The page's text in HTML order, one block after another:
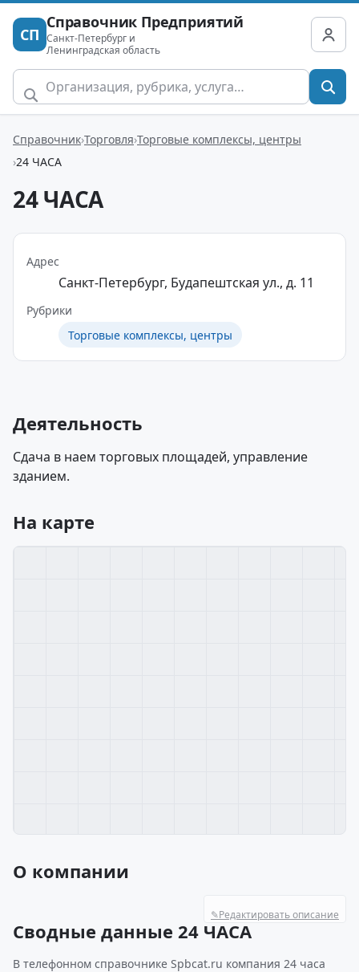
СП
Справочник Предприятий
Санкт-Петербург и
Ленинградская область
Справочник Торговля Торговые комплексы, центры
24 ЧАСА
24 ЧАСА
Адрес
Санкт-Петербург, Будапештская ул., д. 11
Рубрики
Торговые комплексы, центры
Деятельность
Сдача в наем торговых площадей, управление
зданием.
На карте
О компании
✎Редактировать описание
Сводные данные 24 ЧАСА
В телефонном справочнике Spbcat.ru компания 24 часа